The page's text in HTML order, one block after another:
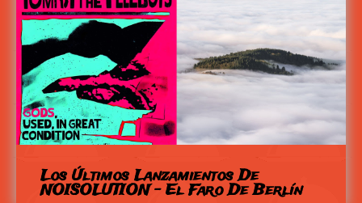
Los Últimos Lanzamientos De
NOISOLUTION - El Faro De Berlín